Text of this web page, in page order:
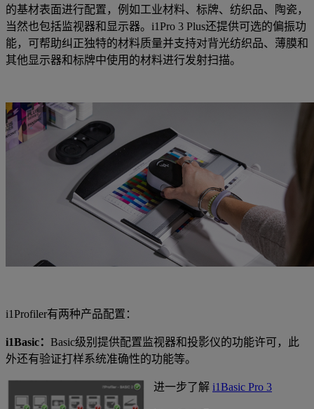
的基材表面进行配置，例如工业材料、标牌、纺织品、陶瓷，
当然也包括监视器和显示器。i1Pro 3 Plus还提供可选的偏振功
能，可帮助纠正独特的材料质量并支持对背光纺织品、薄膜和
其他显示器和标牌中使用的材料进行发射扫描。
i1Profiler有两种产品配置：
i1Basic： Basic级别提供配置监视器和投影仪的功能许可，此
外还有验证打样系统准确性的功能等。
进一步了解 i1Basic Pro 3